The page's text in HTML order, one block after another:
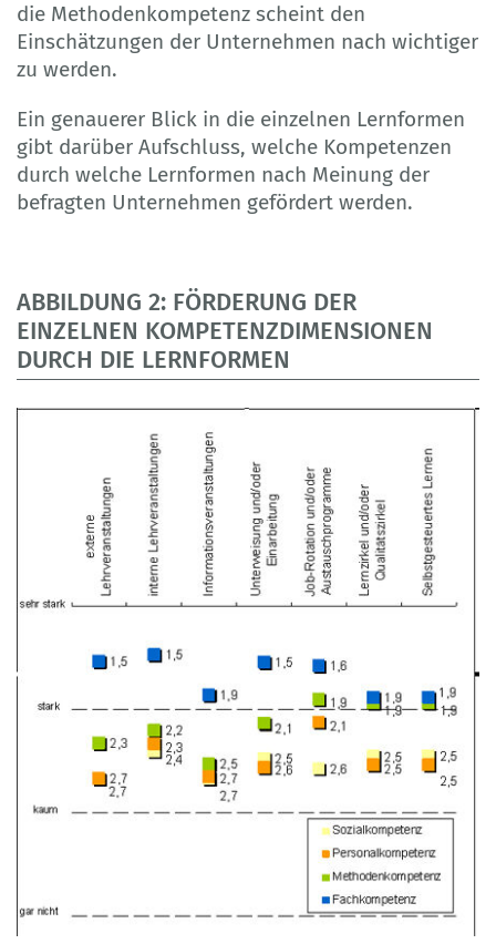
die Methodenkompetenz scheint den
Einschätzungen der Unternehmen nach wichtiger
zu werden.
Ein genauerer Blick in die einzelnen Lernformen
gibt darüber Aufschluss, welche Kompetenzen
durch welche Lernformen nach Meinung der
befragten Unternehmen gefördert werden.
ABBILDUNG 2: FÖRDERUNG DER
EINZELNEN KOMPETENZDIMENSIONEN
DURCH DIE LERNFORMEN